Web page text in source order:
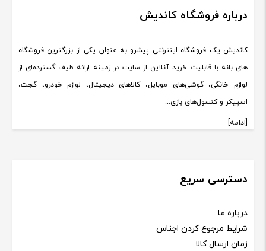
درباره فروشگاه کاندیش
کاندیش یک فروشگاه اینترنتی پیشرو به عنوان یکی از بزرگترین فروشگاه
های بانه با قابلیت خرید آنلاین از سایت در زمینه ارائه طیف گسترده‌ای از
لوازم خانگی، گوشی‌های موبایل، کالاهای دیجیتال، لوازم خودرو، گجت،
اسپیکر و کنسول‌های بازی...
[ادامه]
دسترسی سریع
درباره ما
شرایط مرجوع کردن اجناس
زمان ارسال کالا